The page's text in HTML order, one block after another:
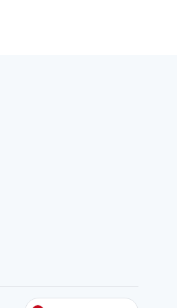
cestee.com